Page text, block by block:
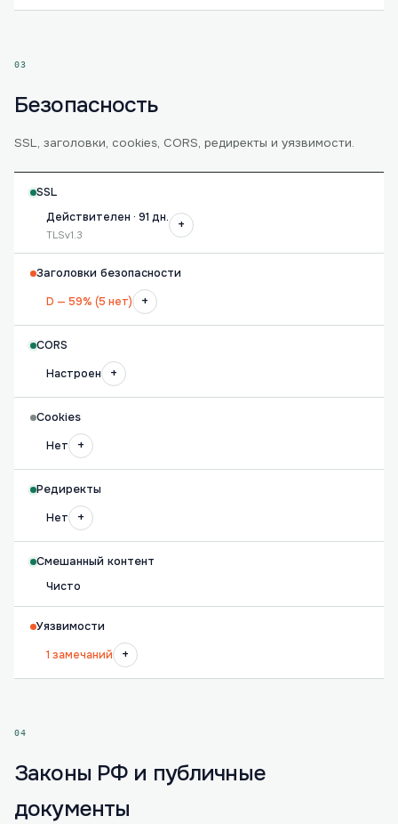
03
Безопасность
SSL, заголовки, cookies, CORS, редиректы и уязвимости.
SSL
Действителен · 91 дн.
TLSv1.3
+
Заголовки безопасности
D — 59% (5 нет)
+
CORS
Настроен
+
Cookies
Нет
+
Редиректы
Нет
+
Смешанный контент
Чисто
Уязвимости
1 замечаний
+
04
Законы РФ и публичные
документы